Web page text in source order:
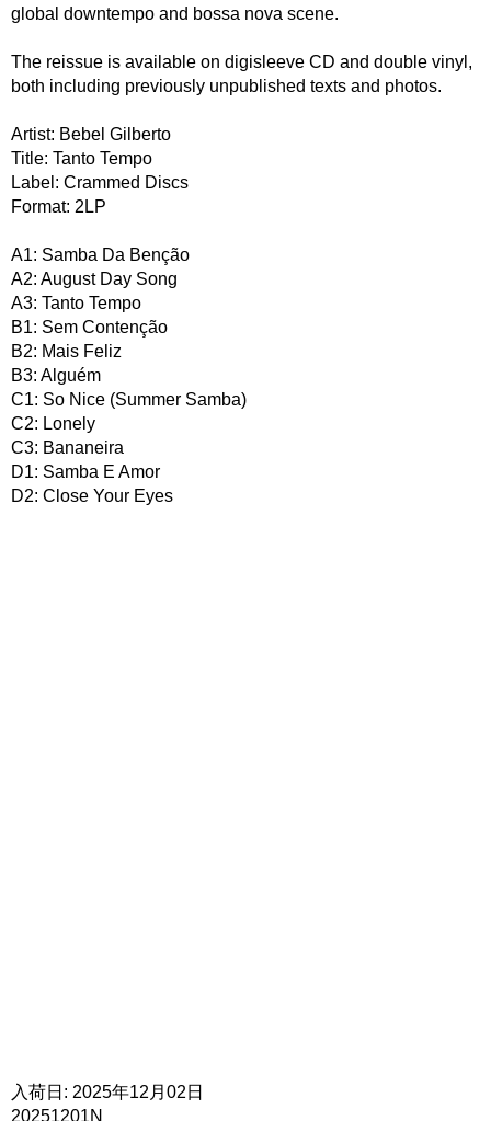
global downtempo and bossa nova scene.
The reissue is available on digisleeve CD and double vinyl,
both including previously unpublished texts and photos.
Artist: Bebel Gilberto
Title: Tanto Tempo
Label: Crammed Discs
Format: 2LP
A1: Samba Da Benção
A2: August Day Song
A3: Tanto Tempo
B1: Sem Contenção
B2: Mais Feliz
B3: Alguém
C1: So Nice (Summer Samba)
C2: Lonely
C3: Bananeira
D1: Samba E Amor
D2: Close Your Eyes
入荷日: 2025年12月02日
20251201N